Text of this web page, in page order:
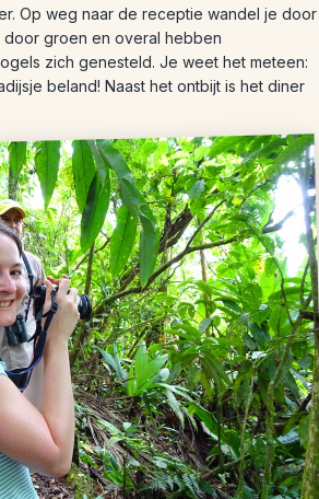
Op weg naar de receptie wandel je door
door groen en overal hebben
zich genesteld. Je weet het meteen:
beland! Naast het ontbijt is het diner